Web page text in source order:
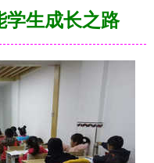
学生成长之路